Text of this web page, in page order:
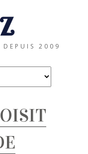
DEPUIS 2009